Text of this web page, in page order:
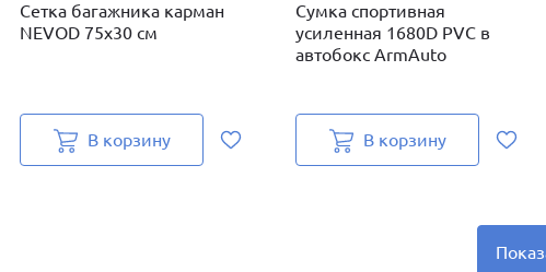
Сетка багажника карман
NEVOD 75х30 см
В корзину
Сумка спортивная
усиленная 1680D PVC в
автобокс ArmAuto
В корзину